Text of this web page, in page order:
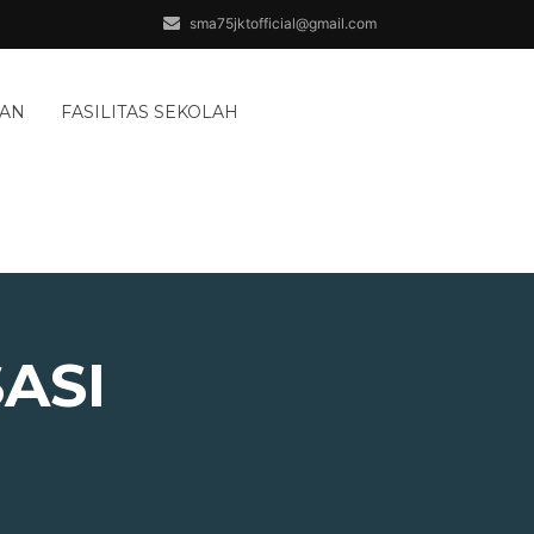
sma75jktofficial@gmail.com
FASILITAS SEKOLAH